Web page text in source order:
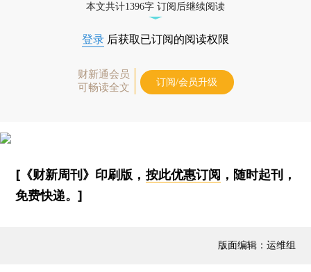
本文共计1396字 订阅后继续阅读
登录 后获取已订阅的阅读权限
财新通会员
可畅读全文
订阅/会员升级
[《财新周刊》印刷版， 按此优惠订阅 ，随时起刊，
免费快递。]
版面编辑：运维组